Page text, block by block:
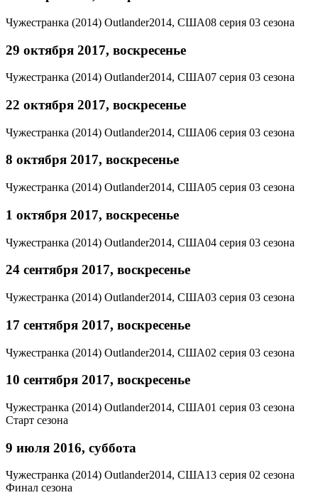
Чужестранка (2014) Outlander2014, США08 серия 03 сезона
29 октября 2017, воскресенье
Чужестранка (2014) Outlander2014, США07 серия 03 сезона
22 октября 2017, воскресенье
Чужестранка (2014) Outlander2014, США06 серия 03 сезона
8 октября 2017, воскресенье
Чужестранка (2014) Outlander2014, США05 серия 03 сезона
1 октября 2017, воскресенье
Чужестранка (2014) Outlander2014, США04 серия 03 сезона
24 сентября 2017, воскресенье
Чужестранка (2014) Outlander2014, США03 серия 03 сезона
17 сентября 2017, воскресенье
Чужестранка (2014) Outlander2014, США02 серия 03 сезона
10 сентября 2017, воскресенье
Чужестранка (2014) Outlander2014, США01 серия 03 сезона
Старт сезона
9 июля 2016, суббота
Чужестранка (2014) Outlander2014, США13 серия 02 сезона
Финал сезона